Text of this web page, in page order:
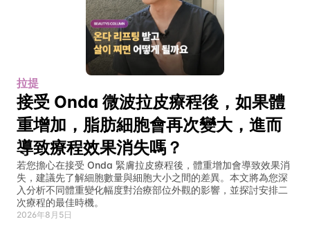
拉提
接受 Onda 微波拉皮療程後，如果體
重增加，脂肪細胞會再次變大，進而
導致療程效果消失嗎？
若您擔心在接受 Onda 緊膚拉皮療程後，體重增加會導致效果消
失，建議先了解細胞數量與細胞大小之間的差異。本文將為您深
入分析不同體重變化幅度對治療部位外觀的影響，並探討安排二
次療程的最佳時機。
2026年8月5日